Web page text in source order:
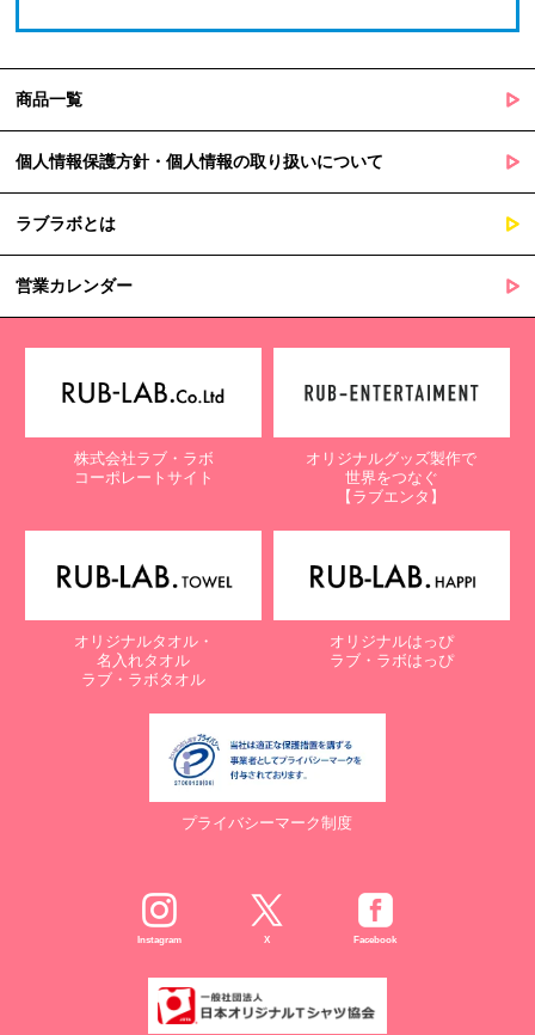
商品一覧
個人情報保護方針・個人情報の取り扱いについて
ラブラボとは
営業カレンダー
株式会社ラブ・ラボ
コーポレートサイト
オリジナルグッズ製作で
世界をつなぐ
【ラブエンタ】
オリジナルタオル・
名入れタオル
ラブ・ラボタオル
オリジナルはっぴ
ラブ・ラボはっぴ
プライバシーマーク制度
Instagram X Facebook